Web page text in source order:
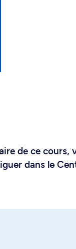
de ce cours,
dans le